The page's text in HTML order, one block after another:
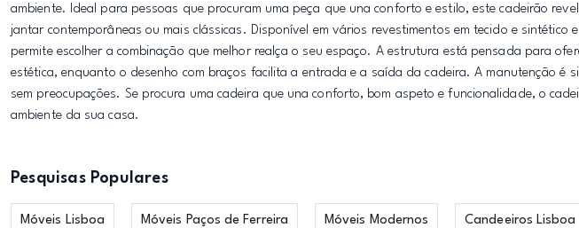
ambiente. Ideal para pessoas que procuram uma peça que una conforto e estilo, este cadeirão
jantar contemporâneas ou mais clássicas. Disponível em vários revestimentos em tecido e sintético
permite escolher a combinação que melhor realça o seu espaço. A estrutura está pensada para
estética, enquanto o desenho com braços facilita a entrada e a saída da cadeira. A manutenção é
sem preocupações. Se procura uma cadeira que una conforto, bom aspeto e funcionalidade, o
ambiente da sua casa.
Pesquisas Populares
Móveis Lisboa Móveis Paços de Ferreira Móveis Modernos Candeeiros Lisboa